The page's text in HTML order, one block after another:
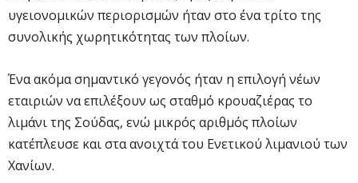
υγειονομικών περιορισμών ήταν στο ένα τρίτο της
συνολικής χωρητικότητας των πλοίων.
Ένα ακόμα σημαντικό γεγονός ήταν η επιλογή νέων
εταιριών να επιλέξουν ως σταθμό κρουαζιέρας το
λιμάνι της Σούδας, ενώ μικρός αριθμός πλοίων
κατέπλευσε και στα ανοιχτά του Ενετικού λιμανιού των
Χανίων.